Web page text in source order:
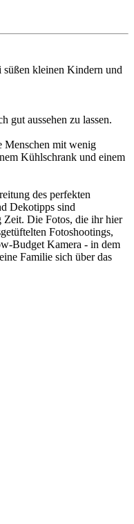
kleinen Kindern und
gut aussehen zu lassen.
Menschen mit wenig
Kühlschrank und einem
des perfekten
Dekotipps sind
Zeit. Die Fotos, die ihr hier
Fotoshootings,
Budget Kamera - in dem
Familie sich über das